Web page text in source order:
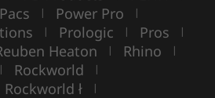
| Power Pro |
| Prologic | Pros |
Heaton | Rhino |
| Rockworld |
Rockworld ł |